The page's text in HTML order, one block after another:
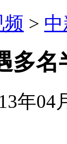
频 >
多
年04